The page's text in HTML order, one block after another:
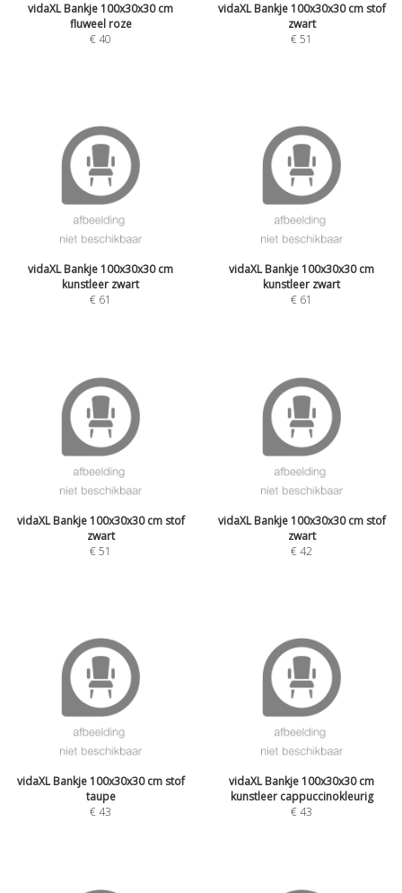
vidaXL Bankje 100x30x30 cm
fluweel roze
€40
vidaXL Bankje 100x30x30 cm stof
zwart
€51
vidaXL Bankje 100x30x30 cm
kunstleer zwart
€ 61
vidaXL Bankje 100x30x30 cm
kunstleer zwart
€ 61
vidaXL Bankje 100x30x30 cm stof
zwart
€51
vidaXL Bankje 100x30x30 cm stof
zwart
€42
vidaXL Bankje 100x30x30 cm stof
taupe
€43
vidaXL Bankje 100x30x30 cm
kunstleer cappuccinokleurig
€43